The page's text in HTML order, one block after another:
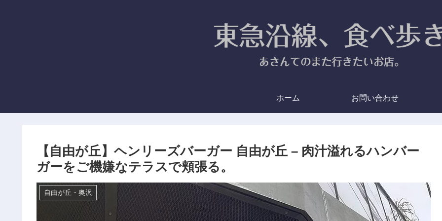
ホーム お問い合わせ
【自由が丘】ヘンリーズバーガー 自由が丘 – 肉汁溢れるハンバー
ガーをご機嫌なテラスで頬張る。
自由が丘・奥沢